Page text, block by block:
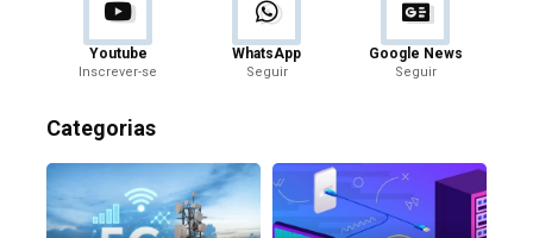
Youtube
Inscrever-se
WhatsApp
Seguir
Google News
Seguir
Categorias